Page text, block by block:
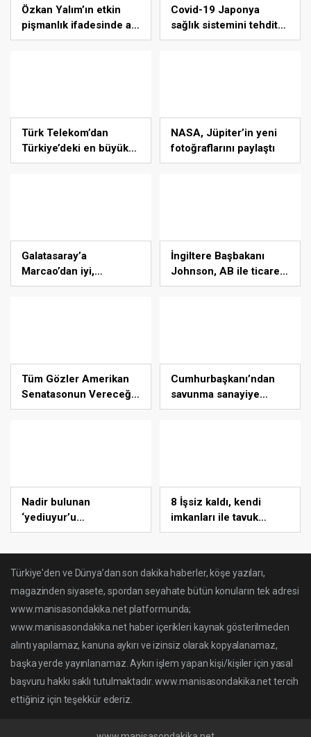
Özkan Yalım’ın etkin
pişmanlık ifadesinde adı
geçen Demirhan
Covid-19 Japonya
sağlık sistemini tehdit
ediyor
Türk Telekom’dan
Türkiye’deki en büyük
500 şirkete destek
NASA, Jüpiter’in yeni
fotoğraflarını paylaştı
Galatasaray’a
Marcao’dan iyi,
Mitroglou’dan kötü
İngiltere Başbakanı
Johnson, AB ile ticaret
anlaşmasını imzaladı
Tüm Gözler Amerikan
Senatasonun Vereceği
Son Kararda
Cumhurbaşkanı’ndan
savunma sanayiye
büyük övgü!
Nadir bulunan
‘yediuyur’u
görüntüleyerek
8 İşsiz kaldı, kendi
imkanları ile tavuk
çiftliği kurdu
Türkiye'den ve Dünya’dan son dakika haberler, köşe yazıları,
magazinden siyasete, spordan seyahate bütün konuların tek adresi
www.manisasondakika.net platformunda;
www.manisasondakika.net haber içerikleri kaynak gösterilmeden
alıntı yapılamaz, kanuna aykırı ve izinsiz olarak kopyalanamaz,
başka yerde yayınlanamaz. Aykırı işlem yapan kişi/kişiler için yasal
başvuru hakkı saklı tutulmaktadır. www.manisasondakika.net tercih
ettiğiniz için teşekkür ederiz.